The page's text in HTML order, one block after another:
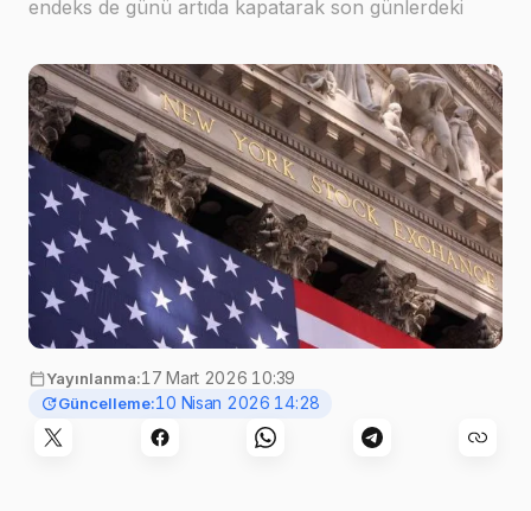
endeks de günü artıda kapatarak son günlerdeki
Yayınlanma:17 Mart 2026 10:39
Güncelleme:10 Nisan 2026 14:28